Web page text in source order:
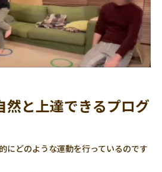
然と上達できるプログ
にどのような運動を行っているのです